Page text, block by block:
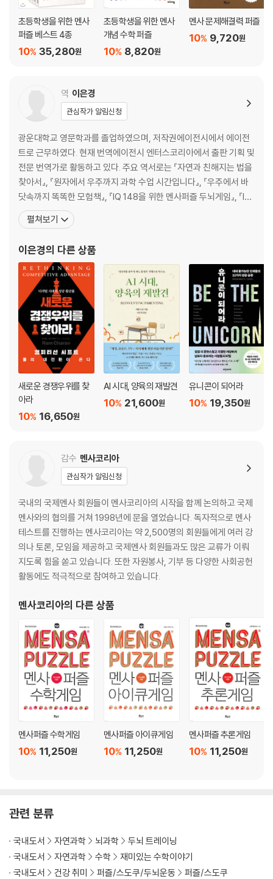
초등학생을 위한 멘사
퍼즐 베스트 4종
35,280원
10%
초등학생을 위한 멘사
개념 수학 퍼즐
8,820원
10%
멘사 문제해결력 퍼즐
9,720원
10%
역 이은경
관심작가 알림신청
광운대학교 영문학과를 졸업하였으며, 저작권에이전시에서 에이전
트로 근무하였다. 현재 번역에이전시 엔터스코리아에서 출판 기획 및
전문 번역가로 활동하고 있다. 주요 역서로는 『자연과 친해지는 법을
찾아서』, 『원자에서 우주까지 과학 수업 시간입니다』, 『우주에서 바
닷속까지 똑똑한 모험책』, 『IQ 148을 위한 멘사퍼즐 두뇌게임』, 『IQ
148을 위한 멘사퍼즐 수학게임』, 『IQ 148을 위한 멘사퍼즐 추론게
임』, 『IQ 148을 위한 멘사퍼즐 아이큐게임』, 『수학올림피아드의 천
죠수아』, 『청소년을 위한 고고학 이
펼쳐보기
이은경의 다른 상품
새로운 경쟁우위를 찾
아라
16,650원
10%
AI 시대, 양육의 재발견
21,600원
10%
유니콘이 되어라
19,350원
10%
감수 멘사코리아
관심작가 알림신청
국내의 국제멘사 회원들이 멘사코리아의 시작을 함께 논의하고 국제
멘사와의 협의를 거쳐 1998년에 문을 열었습니다. 독자적으로 멘사
테스트를 진행하는 멘사코리아는 약 2,500명의 회원들에게 여러 강
의나 토론, 모임을 제공하고 국제멘사 회원들과도 많은 교류가 이뤄
지도록 힘을 쏟고 있습니다. 또한 자원봉사, 기부 등 다양한 사회공헌
활동에도 적극적으로 참여하고 있습니다.
멘사코리아의 다른 상품
멘사퍼즐 수학게임
11,250원
10%
멘사퍼즐 아이큐게임
11,250원
10%
멘사퍼즐 추론게임
11,250원
10%
관련 분류
국내도서 자연과학 뇌과학
두뇌 트레이닝
국내도서
자연과학 수학
재미있는 수학이야기
국내도서
건강 취미 퍼즐/스도쿠/두뇌운동 퍼즐/스도쿠